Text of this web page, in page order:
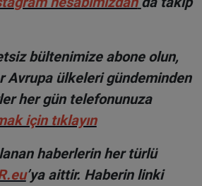
bültenimize abone olun,
Avrupa ülkeleri gündeminden
her gün telefonunuza
için tıklayın
haberlerin her türlü
’ya aittir. Haberin linki